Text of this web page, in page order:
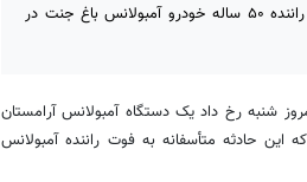
اراک- رئیس مرکز فوریت های پزشکی استان مرکزی از مرگ تلخ راننده ۵۰ ساله خودرو آمبولانس باغ جنت در
شنبه رخ داد یک دستگاه آمبولانس آرامستان
این حادثه متأسفانه به فوت راننده آمبولانس